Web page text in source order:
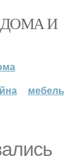
ДОМА И
мебель